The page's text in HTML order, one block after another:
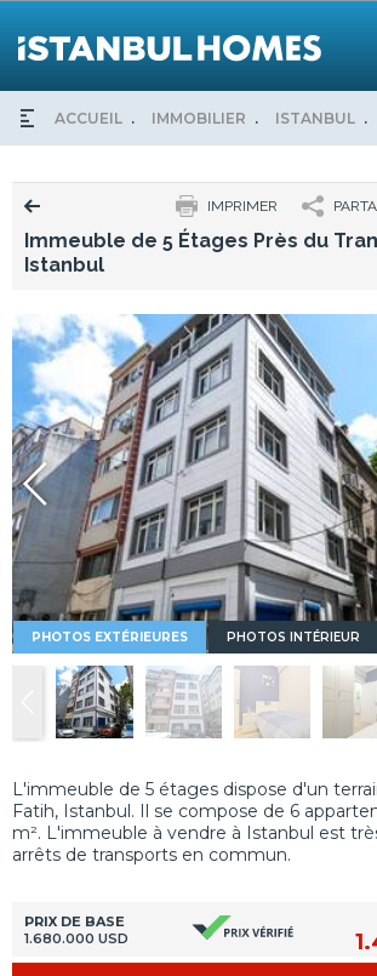
ACCUEIL IMMOBILIER ISTANBUL
IMPRIMER
Immeuble de 5 Étages Près du
Istanbul
PHOTOS EXTÉRIEURES PHOTOS INTÉRIEUR
L'immeuble de 5 étages dispose d'un
Fatih, Istanbul. Il se compose de 6
m². L'immeuble à vendre à Istanbul est
arrêts de transports en commun.
PRIX DE BASE
1.680.000 USD